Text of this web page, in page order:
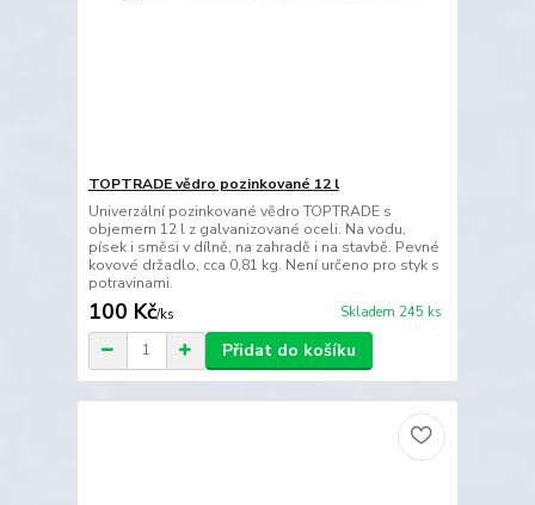
TOPTRADE vědro pozinkované 12 l
Univerzální pozinkované vědro TOPTRADE s
objemem 12 l z galvanizované oceli. Na vodu,
písek i směsi v dílně, na zahradě i na stavbě. Pevné
kovové držadlo, cca 0,81 kg. Není určeno pro styk s
potravinami.
100 Kč/ks Skladem 245 ks
Přidat do košíku